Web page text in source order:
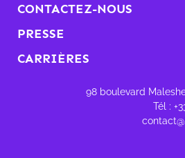
CONTACTEZ-NOUS
PRESSE
CARRIÈRES
98 boulevard
Tél :